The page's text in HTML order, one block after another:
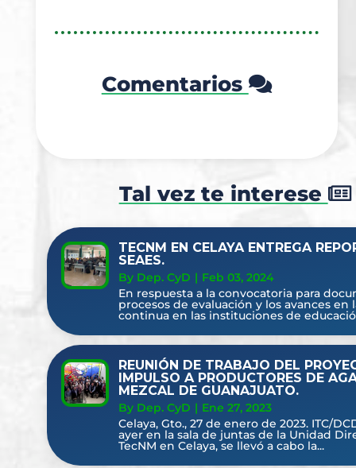
Comentarios
Tal vez te interese
TECNM EN CELAYA ENTREGA
SEAES.
By Dep. CyD | Feb 03, 2024
En respuesta a la convocatoria para
procesos de evaluación y los avances en
continua en las instituciones de
REUNIÓN DE TRABAJO DEL
IMPULSO A PRODUCTORES DE
MEZCAL DE GUANAJUATO.
By Dep. CyD | Ene 27, 2023
Celaya, Gto., 27 de enero de 2023. ITC/
ayer en la sala de juntas de la Unidad
TecNM en Celaya, se llevó a cabo la...